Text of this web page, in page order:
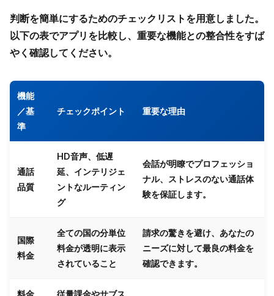
判断を簡単にするためのチェックリストを用意しました。
以下の表でアプリを比較し、重要な機能との整合性をすば
やく確認してください。
機能
／基
準
チェックポイント 重要な理由
通話
品質
HD音声、低遅
延、インテリジェ
ントなルーティン
グ
会話が明瞭でプロフェッショ
ナル、ストレスのない通話体
験を保証します。
国際
料金
全ての国の分単位
料金が透明に表示
されていること
請求の驚きを避け、あなたの
ニーズに対して最良の料金を
確認できます。